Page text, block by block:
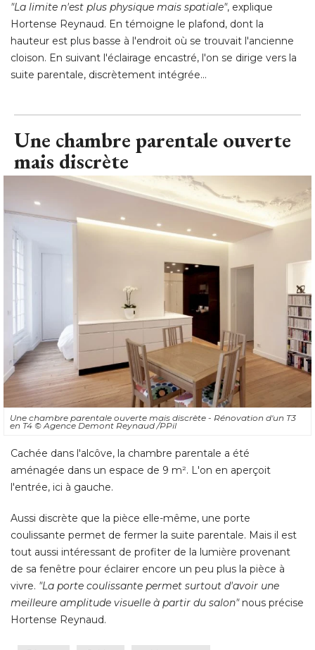
"La limite n'est plus physique mais spatiale", explique
Hortense Reynaud. En témoigne le plafond, dont la
hauteur est plus basse à l'endroit où se trouvait l'ancienne
cloison. En suivant l'éclairage encastré, l'on se dirige vers la
suite parentale, discrètement intégrée...
Une chambre parentale ouverte
mais discrète
Une chambre parentale ouverte mais discrète - Rénovation d'un T3
en T4 © Agence Demont Reynaud /PPil
Cachée dans l'alcôve, la chambre parentale a été
aménagée dans un espace de 9 m². L'on en aperçoit
l'entrée, ici à gauche.
Aussi discrète que la pièce elle-même, une porte
coulissante permet de fermer la suite parentale. Mais il est
tout aussi intéressant de profiter de la lumière provenant
de sa fenêtre pour éclairer encore un peu plus la pièce à
vivre. "La porte coulissante permet surtout d'avoir une
meilleure amplitude visuelle à partir du salon"nous précise
Hortense Reynaud.